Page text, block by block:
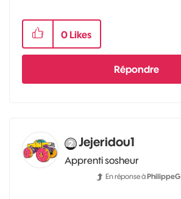
0 Likes
Répondre
Jejeridou1
Apprenti sosheur
En réponse àPhilippeG